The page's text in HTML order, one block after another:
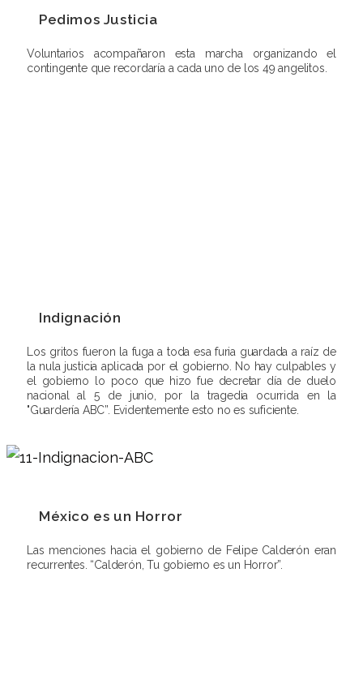
Pedimos Justicia
Voluntarios acompañaron esta marcha organizando el
contingente que recordaría a cada uno de los 49 angelitos.
Indignación
Los gritos fueron la fuga a toda esa furia guardada a raíz de
la nula justicia aplicada por el gobierno. No hay culpables y
el gobierno lo poco que hizo fue decretar día de duelo
nacional al 5 de junio, por la tragedia ocurrida en la
"Guardería ABC”. Evidentemente esto no es suficiente.
México es un Horror
Las menciones hacia el gobierno de Felipe Calderón eran
recurrentes. “Calderón, Tu gobierno es un Horror”.